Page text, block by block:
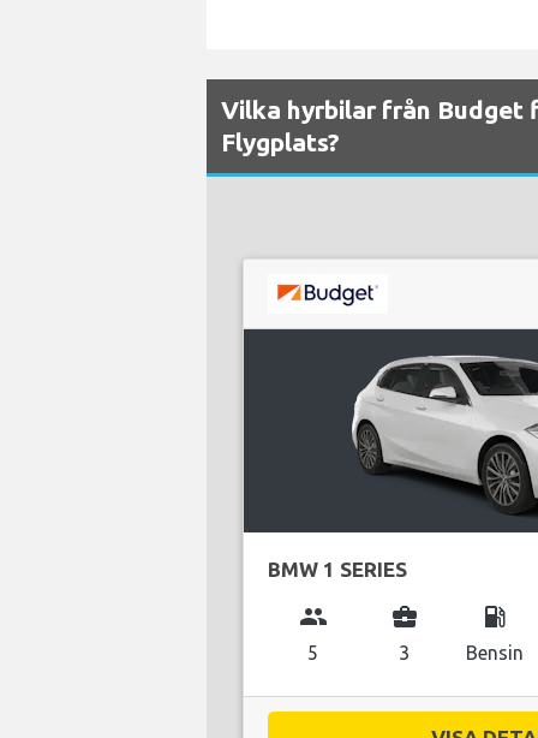
Vilka hyrbilar från Budget
Flygplats?
BMW 1 SERIES
group
5
business_center
3
local_gas_station
Bensin